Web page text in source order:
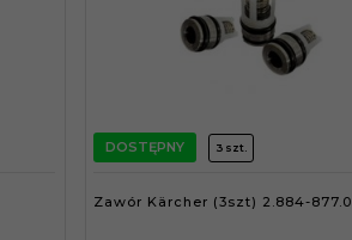
DOSTĘPNY 3 szt.
Zawór Kärcher (3szt) 2.884-877.0